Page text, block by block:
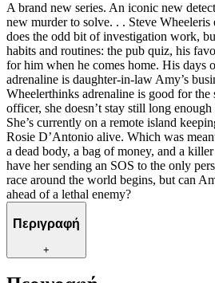
A brand new series. An iconic new
new murder to solve. . . Steve
does the odd bit of investigation work,
habits and routines: the pub quiz, his
for him when he comes home. His days
adrenaline is daughter-in-law Amy’s
Wheelerthinks adrenaline is good for
officer, she doesn’t stay still long
She’s currently on a remote island
Rosie D’Antonio alive. Which was
a dead body, a bag of money, and a
have her sending an SOS to the only
race around the world begins, but can
ahead of a lethal enemy?
Περιγραφή
+